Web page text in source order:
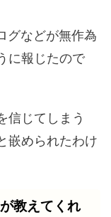
グなどが無作為
に報じたので
信じてしまう
嵌められたわけ
教えてくれ